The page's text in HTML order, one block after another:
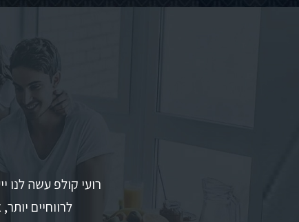
רועי קולפ עשה לנו
לרווחיים